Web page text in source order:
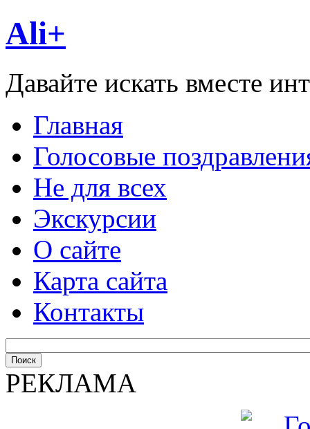
Ali+
Давайте искать вместе
Главная
Голосовые
Не для всех
Экскурсии
О сайте
Карта сайта
Контакты
РЕКЛАМА